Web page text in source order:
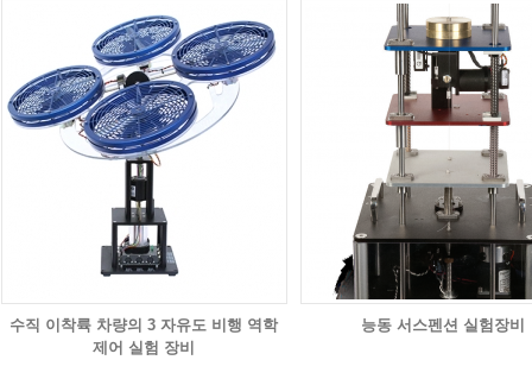
수직 이착륙 차량의 3 자유도 비행 역학
제어 실험 장비
능동 서스펜션 실험장비